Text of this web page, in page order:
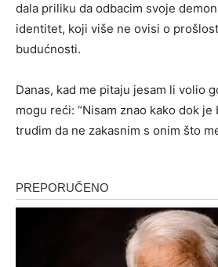
dala priliku da odbacim svoje
identitet, koji više ne ovisi o
budućnosti.
Danas, kad me pitaju jesam li volio
mogu reći: “Nisam znao kako dok je
trudim da ne zakasnim s onim što